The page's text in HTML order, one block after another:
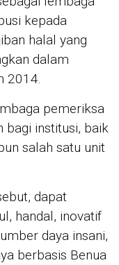
kepada
halal yang
dalam
2014.
pemeriksa
bagi institusi, baik
salah satu unit
dapat
handal, inovatif
daya insani,
berbasis Benua